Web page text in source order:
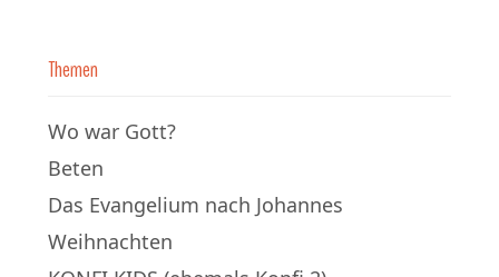
Themen
Wo war Gott?
Beten
Das Evangelium nach Johannes
Weihnachten